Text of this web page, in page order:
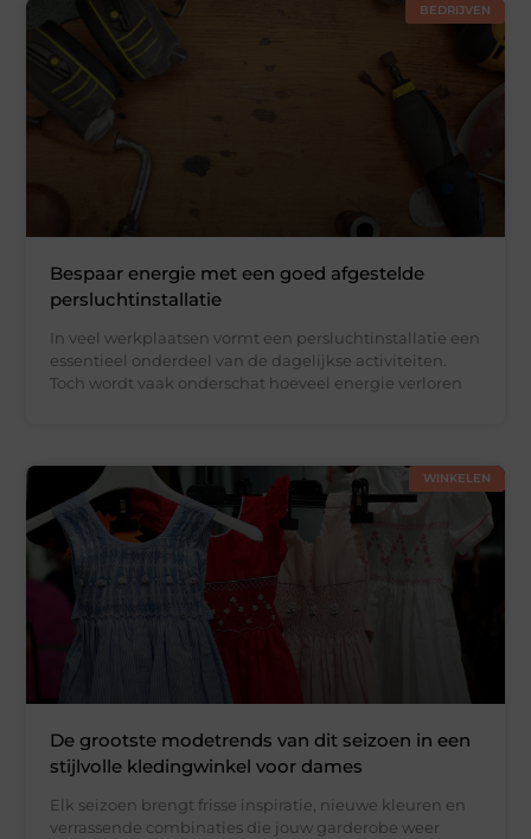
BEDRIJVEN
Bespaar energie met een goed afgestelde
persluchtinstallatie
In veel werkplaatsen vormt een persluchtinstallatie een
essentieel onderdeel van de dagelijkse activiteiten.
Toch wordt vaak onderschat hoeveel energie verloren
WINKELEN
De grootste modetrends van dit seizoen in een
stijlvolle kledingwinkel voor dames
Elk seizoen brengt frisse inspiratie, nieuwe kleuren en
verrassende combinaties die jouw garderobe weer